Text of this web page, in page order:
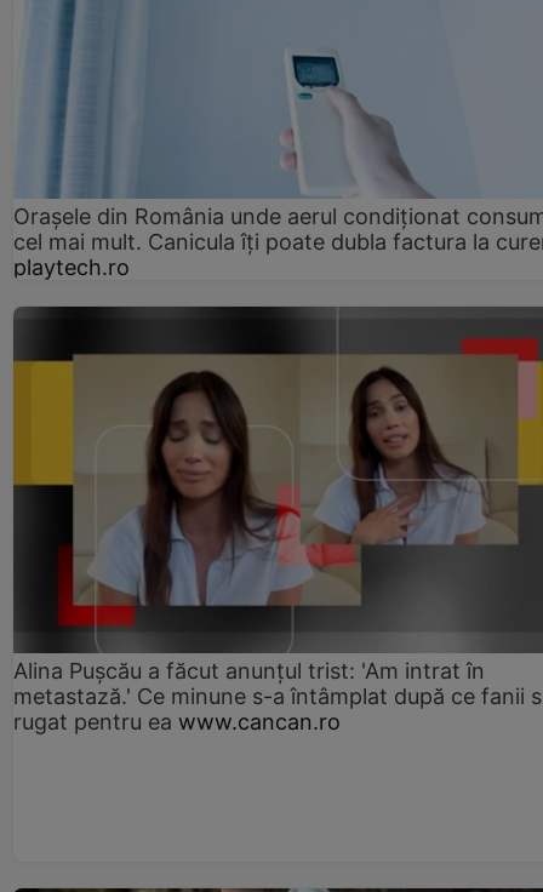
Orașele din România unde aerul condiționat
cel mai mult. Canicula îți poate dubla factura la
playtech.ro
Alina Pușcău a făcut anunțul trist: 'Am intrat în
metastază.' Ce minune s-a întâmplat după ce fanii
rugat pentru ea www.cancan.ro